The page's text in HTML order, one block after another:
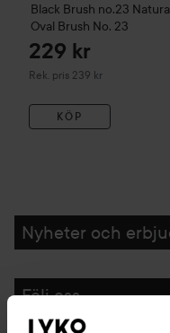
Black Brush no.23
Oval Brush No. 23
229 kr
Rek. pris 239 kr
Rekommenderat pris 239 kr
KÖP
Nyheter och
Följ oss